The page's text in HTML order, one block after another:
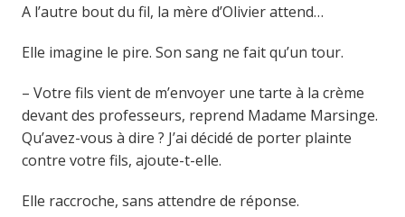
A l’autre bout du fil, la mère d’Olivier attend…
Elle imagine le pire. Son sang ne fait qu’un tour.
– Votre fils vient de m’envoyer une tarte à la crème
devant des professeurs, reprend Madame Marsinge.
Qu’avez-vous à dire ? J’ai décidé de porter plainte
contre votre fils, ajoute-t-elle.
Elle raccroche, sans attendre de réponse.